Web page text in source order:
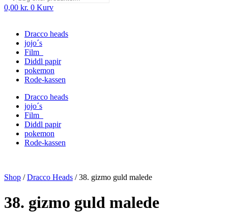
search
0,00 kr. 0 Kurv
Dracco heads
jojo´s
Film
Diddl papir
pokemon
Rode-kassen
Dracco heads
jojo´s
Film
Diddl papir
pokemon
Rode-kassen
Shop /Dracco Heads /38. gizmo guld malede
38. gizmo guld malede